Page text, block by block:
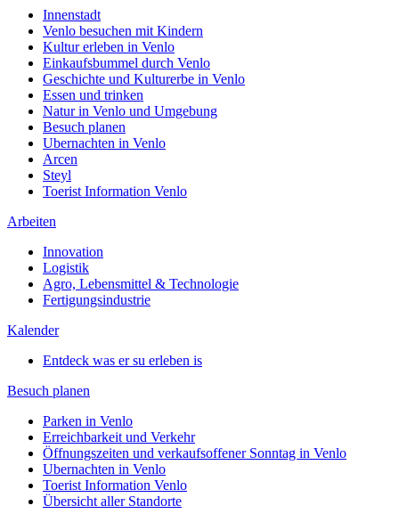
Innenstadt
Venlo besuchen mit Kindern
Kultur erleben in Venlo
Einkaufsbummel durch Venlo
Geschichte und Kulturerbe in Venlo
Essen und trinken
Natur in Venlo und Umgebung
Besuch planen
Ubernachten in Venlo
Arcen
Steyl
Toerist Information Venlo
Arbeiten
Innovation
Logistik
Agro, Lebensmittel & Technologie
Fertigungsindustrie
Kalender
Entdeck was er su erleben is
Besuch planen
Parken in Venlo
Erreichbarkeit und Verkehr
Öffnungszeiten und verkaufsoffener Sonntag in Venlo
Ubernachten in Venlo
Toerist Information Venlo
Übersicht aller Standorte